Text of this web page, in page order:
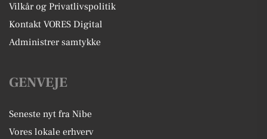
Vilkår og Privatlivspolitik
Kontakt VORES Digital
Administrer samtykke
GENVEJE
Seneste nyt fra Nibe
Vores lokale erhverv